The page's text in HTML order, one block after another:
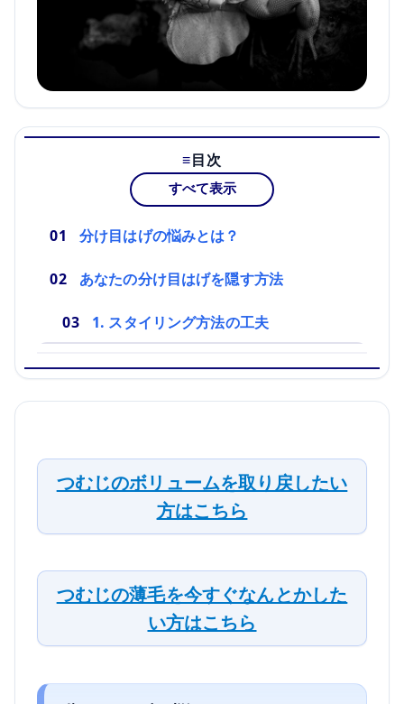
目次
すべて表示
分け目はげの悩みとは？
あなたの分け目はげを隠す方法
1. スタイリング方法の工夫
つむじのボリュームを取り戻したい
方はこちら
つむじの薄毛を今すぐなんとかした
い方はこちら